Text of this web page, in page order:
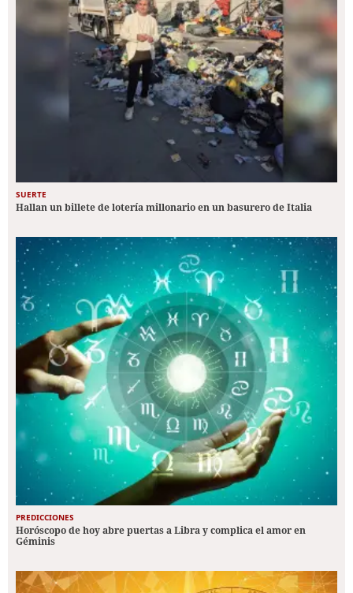
SUERTE
Hallan un billete de lotería millonario en un basurero de Italia
PREDICCIONES
Horóscopo de hoy abre puertas a Libra y complica el amor en
Géminis